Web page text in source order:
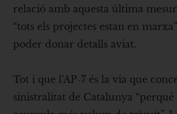
relació amb aquesta última
“tots els projectes estan en
poder donar detalls aviat.
Tot i que l’AP-7 és la via que
sinistralitat de Catalunya “perquè